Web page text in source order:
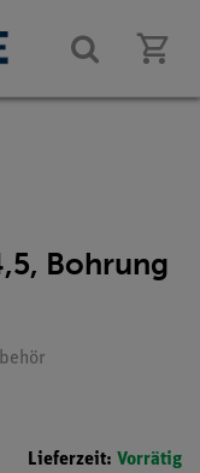
Bohrung
Lieferzeit: Vorrätig